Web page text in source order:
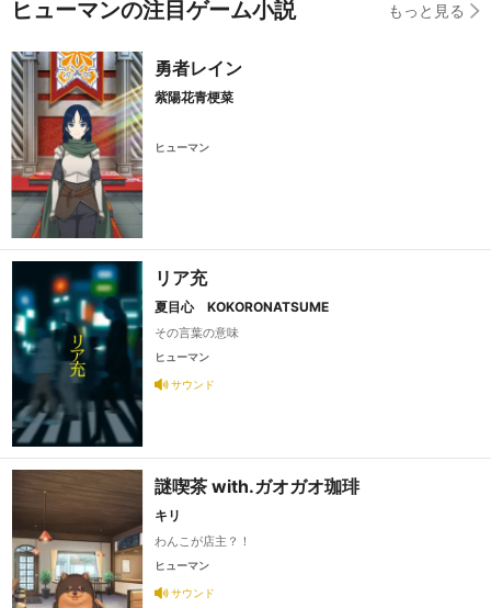
ヒューマンの注目ゲーム小説 もっと見る
勇者レイン
紫陽花青梗菜
ヒューマン
リア充
夏目心 KOKORONATSUME
その言葉の意味
ヒューマン
サウンド
謎喫茶 with.ガオガオ珈琲
キリ
わんこが店主？！
ヒューマン
サウンド